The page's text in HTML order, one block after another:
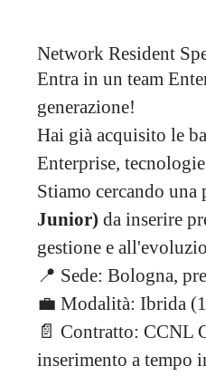
Network Resident
Entra in un team
generazione!
Hai già acquisito le
Enterprise,
Stiamo cercando
Junior) da inserire
gestione e
📍 Sede: Bologna,
💼 Modalità: Ibrida
📄 Contratto: CCNL
inserimento a tempo